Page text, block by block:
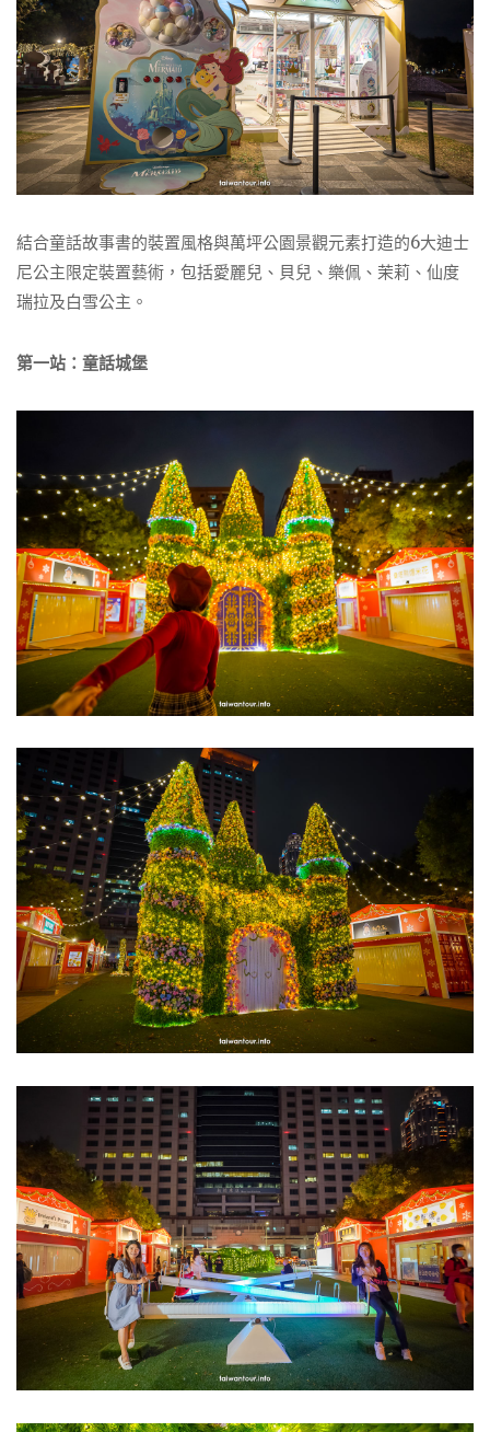
結合童話故事書的裝置風格與萬坪公園景觀元素打造的6大迪士
尼公主限定裝置藝術，包括愛麗兒、貝兒、樂佩、茉莉、仙度
瑞拉及白雪公主。
第一站：童話城堡